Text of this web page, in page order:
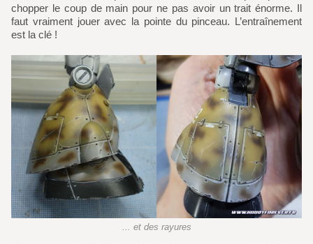
chopper le coup de main pour ne pas avoir un trait énorme. Il
faut vraiment jouer avec la pointe du pinceau. L’entraînement
est la clé !
... et des rayures